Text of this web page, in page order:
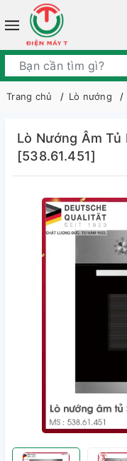
Trang chủ Lò nướng
Lò Nướng Âm Tủ
[538.61.451]